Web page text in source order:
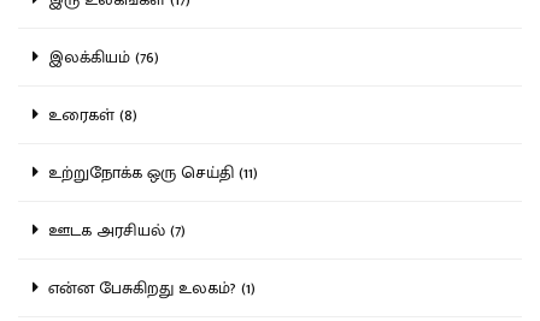
இலக்கியம் (76)
உரைகள் (8)
உற்றுநோக்க ஒரு செய்தி (11)
ஊடக அரசியல் (7)
என்ன பேசுகிறது உலகம்? (1)